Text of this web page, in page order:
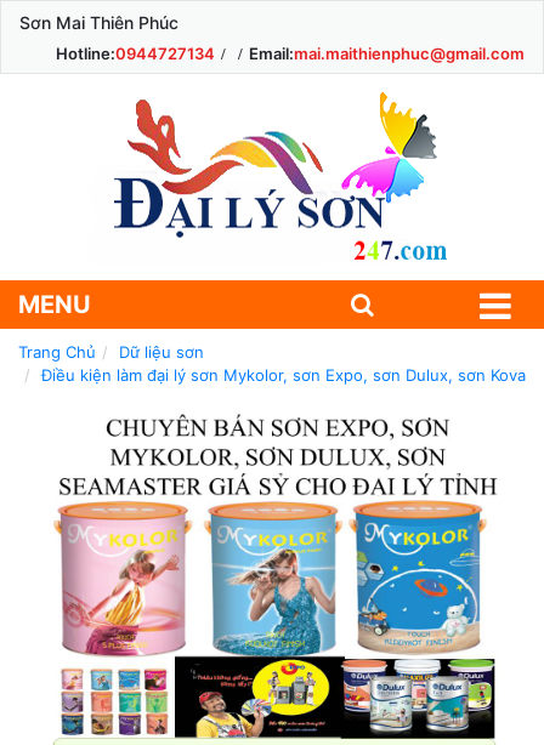
Sơn Mai Thiên Phúc
Hotline:0944727134 Email:mai.maithienphuc@gmail.com
MENU
Trang Chủ
Dữ liệu sơn
Điều kiện làm đại lý sơn Mykolor, sơn Expo, sơn Dulux, sơn Kova